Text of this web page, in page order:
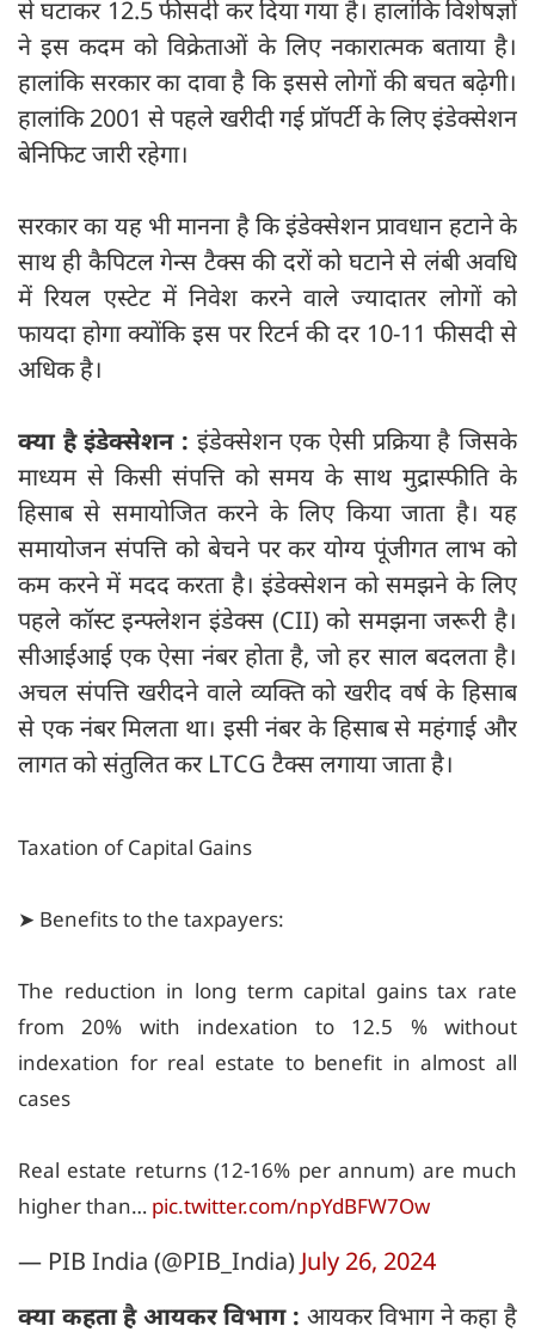
से घटाकर 12.5 फीसदी कर दिया गया है। हालांकि विशेषज्ञों
ने इस कदम को विक्रेताओं के लिए नकारात्मक बताया है।
हालांकि सरकार का दावा है कि इससे लोगों की बचत बढ़ेगी।
हालांकि 2001 से पहले खरीदी गई प्रॉपर्टी के लिए इंडेक्सेशन
बेनिफिट जारी रहेगा।
सरकार का यह भी मानना है कि इंडेक्सेशन प्रावधान हटाने के
साथ ही कैपिटल गेन्स टैक्स की दरों को घटाने से लंबी अवधि
में रियल एस्टेट में निवेश करने वाले ज्यादातर लोगों को
फायदा होगा क्योंकि इस पर रिटर्न की दर 10-11 फीसदी से
अधिक है।
क्या है इंडेक्सेशन : इंडेक्सेशन एक ऐसी प्रक्रिया है जिसके
माध्यम से किसी संपत्ति को समय के साथ मुद्रास्फीति के
हिसाब से समायोजित करने के लिए किया जाता है। यह
समायोजन संपत्ति को बेचने पर कर योग्य पूंजीगत लाभ को
कम करने में मदद करता है। इंडेक्सेशन को समझने के लिए
पहले कॉस्ट इन्फ्लेशन इंडेक्स (CII) को समझना जरूरी है।
सीआईआई एक ऐसा नंबर होता है, जो हर साल बदलता है।
अचल संपत्ति खरीदने वाले व्यक्ति को खरीद वर्ष के हिसाब
से एक नंबर मिलता था। इसी नंबर के हिसाब से महंगाई और
लागत को संतुलित कर LTCG टैक्स लगाया जाता है।
Taxation of Capital Gains
➤ Benefits to the taxpayers:
The reduction in long term capital gains tax rate
from 20% with indexation to 12.5 % without
indexation for real estate to benefit in almost all
cases
Real estate returns (12-16% per annum) are much
higher than… pic.twitter.com/npYdBFW7Ow
— PIB India (@PIB_India) July 26, 2024
क्या कहता है आयकर विभाग : आयकर विभाग ने कहा है